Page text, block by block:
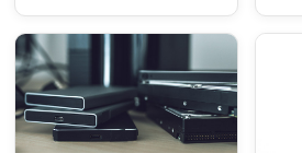
タが消えるのを防ぐ取
り方のコツ
す